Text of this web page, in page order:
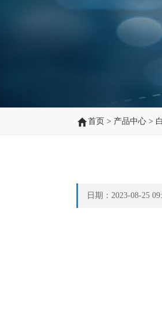
首页 > 产品中心 >
日期：2023-08-25